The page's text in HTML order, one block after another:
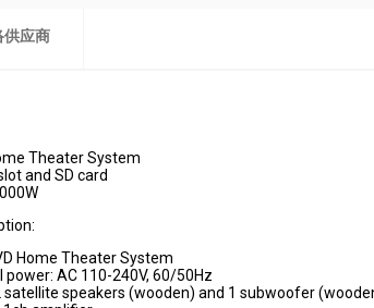
供应商
Theater System
and SD card
Home Theater System
power: AC 110-240V, 60/50Hz
satellite speakers (wooden) and 1 subwoofer